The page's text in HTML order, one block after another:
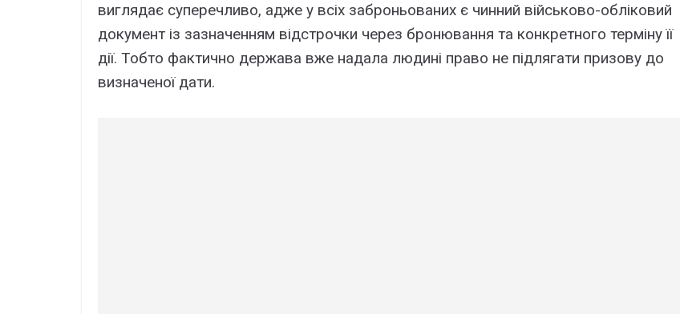
виглядає суперечливо, адже у всіх заброньованих є чинний військово-обліковий
документ із зазначенням відстрочки через бронювання та конкретного терміну її
дії. Тобто фактично держава вже надала людині право не підлягати призову до
визначеної дати.